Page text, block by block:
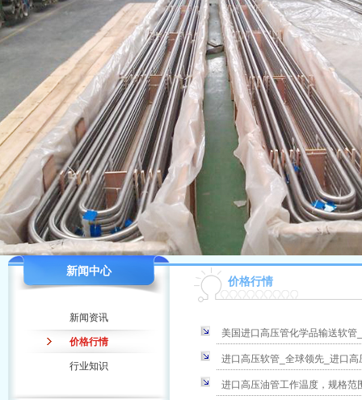
新闻中心
新闻资讯
价格行情
行业知识
价格行情
美国进口高压管化学品输送软管
进口高压软管_全球领先_进口高
进口高压油管工作温度，规格范